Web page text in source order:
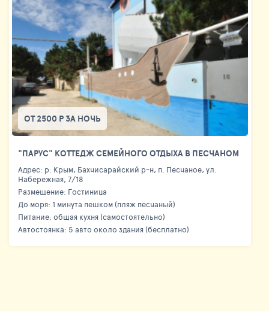
ОТ 2500 Р ЗА НОЧЬ
"ПАРУС" КОТТЕДЖ СЕМЕЙНОГО ОТДЫХА В ПЕСЧАНОМ
Адрес: р. Крым, Бахчисарайский р-н, п. Песчаное, ул.
Набережная, 7/18
Размещение: Гостиница
До моря: 1 минута пешком (пляж песчаный)
Питание: общая кухня (самостоятельно)
Автостоянка: 5 авто около здания (бесплатно)